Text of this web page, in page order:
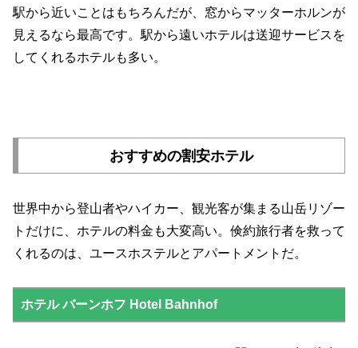
駅から近いことはもちろんだが、窓からマッターホルンが
見えるなら最高です。駅から遠いホテルは送迎サービスを
してくれるホテルも多い。
おすすめの割安ホテル
世界中から登山者やハイカー、観光客が集まる山岳リゾー
トだけに、ホテルの料金も大変高い。倹約旅行者を救って
くれるのは、ユースホステルとアパートメントだ。
ホテル バーンホフ Hotel Bahnhof